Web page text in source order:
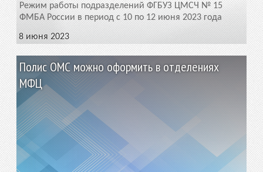
8 июня 2023
Режим работы подразделений ФГБУЗ ЦМСЧ № 15
ФМБА России в период с 10 по 12 июня 2023 года
Полис ОМС можно оформить в отделениях
МФЦ